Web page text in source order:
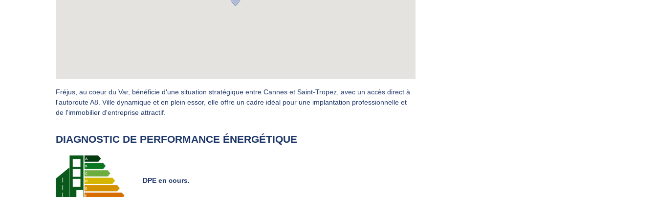
Fréjus, au coeur du Var, bénéficie d'une situation stratégique entre Cannes et Saint-Tropez, avec un accès direct à
l'autoroute A8. Ville dynamique et en plein essor, elle offre un cadre idéal pour une implantation professionnelle et
de l'immobilier d'entreprise attractif.
DIAGNOSTIC DE PERFORMANCE ÉNERGÉTIQUE
DPE en cours.